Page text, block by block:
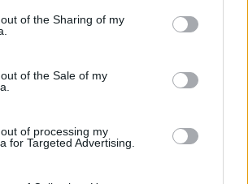
of the Sharing of my
of the Sale of my
of processing my
for Targeted Advertising.
ad